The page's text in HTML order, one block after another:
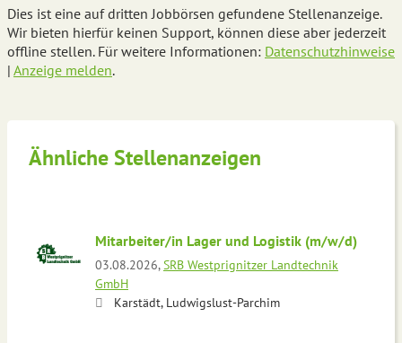
Dies ist eine auf dritten Jobbörsen gefundene Stellenanzeige.
Wir bieten hierfür keinen Support, können diese aber jederzeit
offline stellen. Für weitere Informationen: Datenschutzhinweise
| Anzeige melden.
Ähnliche Stellenanzeigen
Mitarbeiter/in Lager und Logistik (m/w/d)
03.08.2026,SRB Westprignitzer Landtechnik
GmbH
Karstädt, Ludwigslust-Parchim